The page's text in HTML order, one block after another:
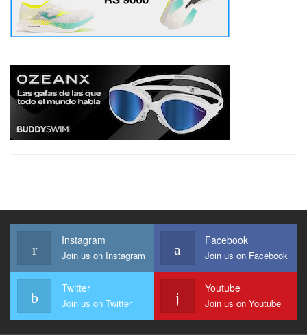
Instagram
Join us on Instagram
Facebook
Join us on Facebook
Twitter
Join us on Twitter
Youtube
Join us on Youtube